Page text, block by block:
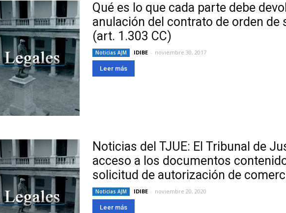
Qué es lo que cada parte debe
anulación del contrato de orden
(art. 1.303 CC)
Noticias AJM IDIBE - noviembre 30, 2017
Leer más
Noticias del TJUE: El Tribunal de
acceso a los documentos
solicitud de autorización de
Noticias AJM IDIBE - noviembre 20, 2020
Leer más